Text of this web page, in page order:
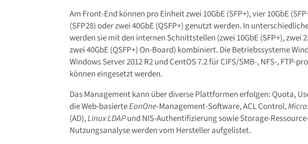
Am Front-End können pro Einheit zwei 10GbE (SFP+), vier 10GbE
(SFP28) oder zwei 40GbE (QSFP+) genutzt werden. In
werden sie mit den internen Schnittstellen (zwei 10GbE (SFP+), zwei
zwei 40GbE (QSFP+) On-Board) kombiniert. Die Betriebssysteme
Windows Server 2012 R2 und CentOS 7.2 für CIFS/SMB-, NFS-, FTP-
können eingesetzt werden.
Das Management kann über diverse Plattformen erfolgen: Quota,
die Web-basierteEonOne-Management-Software, ACL Control,
(AD),Linux LDAPund NIS-Authentifizierung sowie Storage-
Nutzungsanalyse werden vom Hersteller aufgelistet.